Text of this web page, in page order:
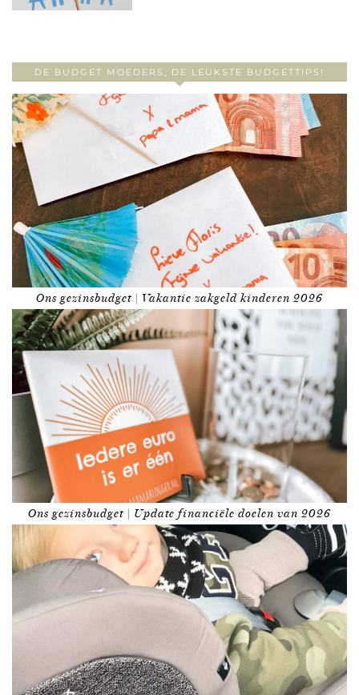
DE BUDGET MOEDERS, DE LEUKSTE BUDGETTIPS!
Ons gezinsbudget | Vakantie zakgeld kinderen 2026
Ons gezinsbudget | Update financiële doelen van 2026